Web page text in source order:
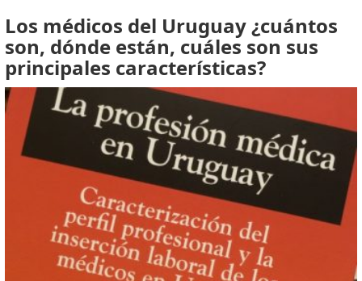
Los médicos del Uruguay ¿cuántos
son, dónde están, cuáles son sus
principales características?